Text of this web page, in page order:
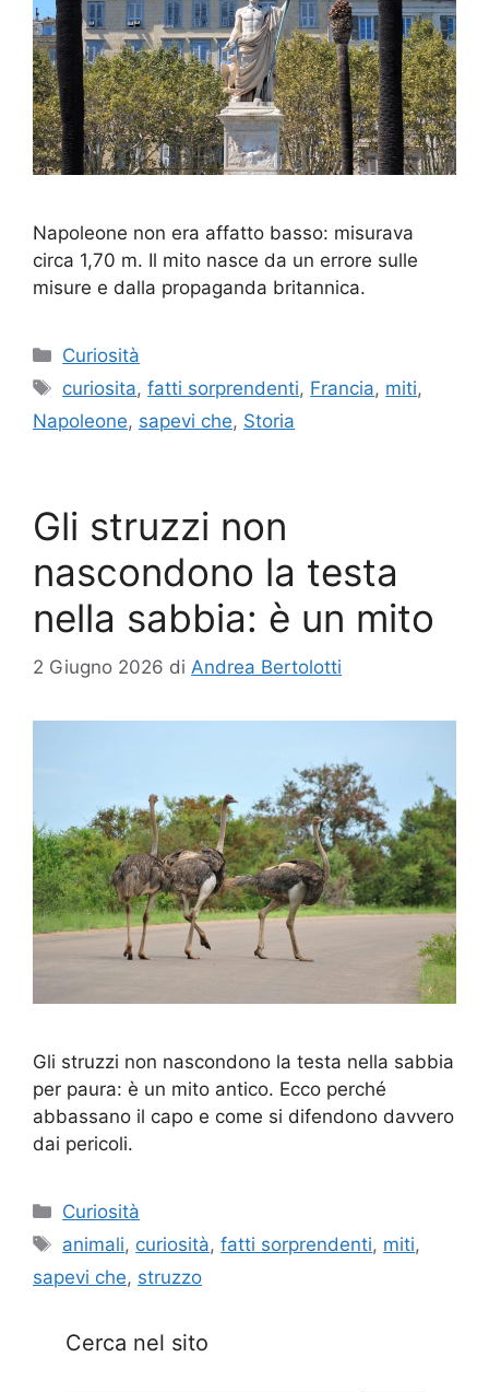
Napoleone non era affatto basso: misurava
circa 1,70 m. Il mito nasce da un errore sulle
misure e dalla propaganda britannica.
Categorie
Curiosità
Tag
curiosita,fatti sorprendenti, Francia, miti,
Napoleone, sapevi che, Storia
Gli struzzi non
nascondono la testa
nella sabbia: è un mito
2 Giugno 2026 di Andrea Bertolotti
Gli struzzi non nascondono la testa nella sabbia
per paura: è un mito antico. Ecco perché
abbassano il capo e come si difendono davvero
dai pericoli.
Categorie
Curiosità
Tag
animali, curiosità,fatti sorprendenti, miti,
sapevi che, struzzo
Cerca nel sito